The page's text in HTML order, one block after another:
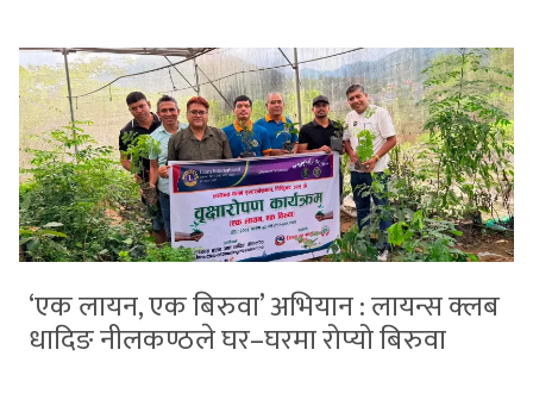
‘एक लायन, एक बिरुवा’ अभियान : लायन्स क्लब
धादिङ नीलकण्ठले घर–घरमा रोप्यो बिरुवा